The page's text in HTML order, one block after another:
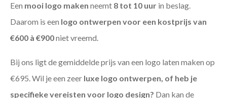
Een mooi logo maken neemt 8 tot 10 uur in beslag.
Daarom is een logo ontwerpen voor een kostprijs van
€600 à €900niet vreemd.
Bij ons ligt de gemiddelde prijs van een logo laten maken op
€695. Wil je een zeer luxe logo ontwerpen, of heb je
specifieke vereisten voor logo design? Dan kan de